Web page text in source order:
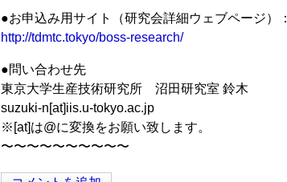
●お申込み用サイト（研究会詳細ウェブページ）：
http://tdmtc.tokyo/boss-research/
●問い合わせ先
東京大学生産技術研究所 沼田研究室 鈴木
suzuki-n[at]iis.u-tokyo.ac.jp
※[at]は@に変換をお願い致します。
〜〜〜〜〜〜〜〜〜〜